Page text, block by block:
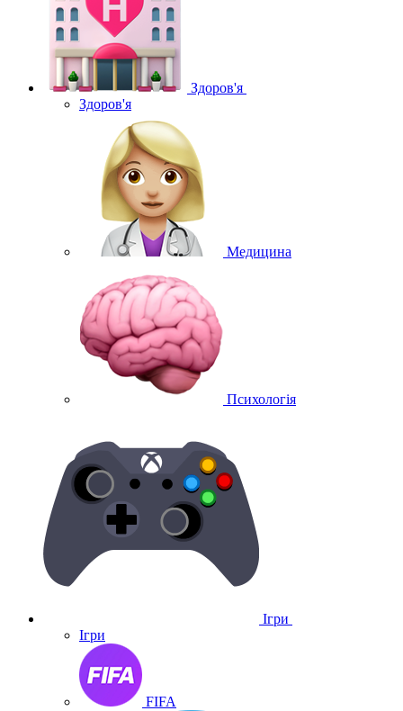
Здоров'я
Здоров'я
Медицина
Психологія
Ігри
Ігри
FIFA